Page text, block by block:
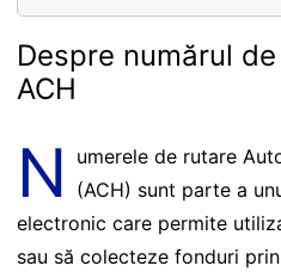
Despre numărul
ACH
N
umerele de rutare
(ACH) sunt parte a
electronic care permite
sau să colecteze fonduri